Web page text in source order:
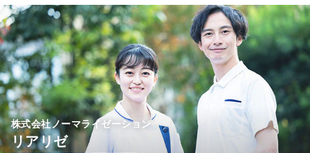
株式会社ノーマライゼーション
リアリゼ